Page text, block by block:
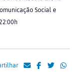
Social e